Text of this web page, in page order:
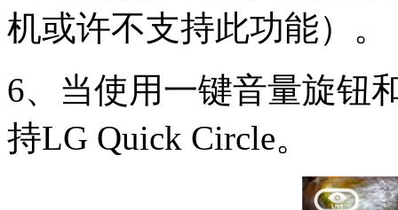
机或许不支持此功能）。
6、当使用一键音量旋钮
持LG Quick Circle。